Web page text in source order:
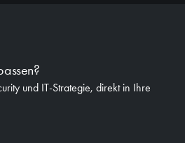
und IT-Strategie, direkt in Ihre